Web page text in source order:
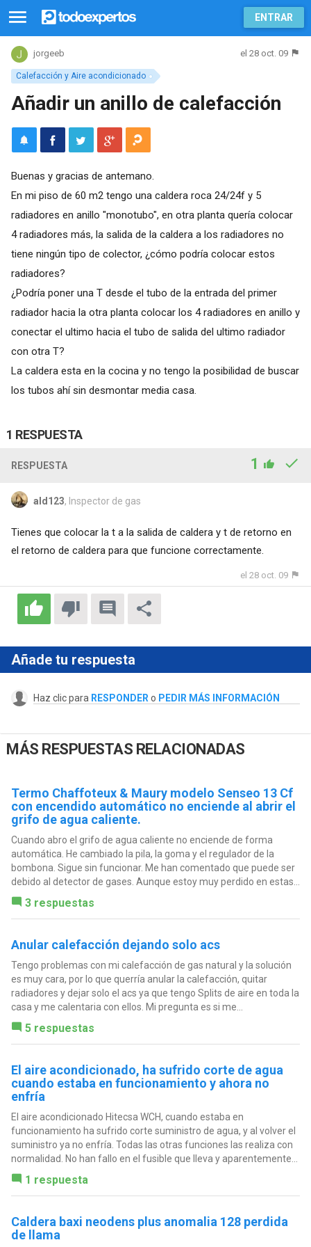
ENTRAR
Calefacción y Aire acondicionado
jorgeeb el 28 oct. 09
Añadir un anillo de calefacción
Buenas y gracias de antemano.
En mi piso de 60 m2 tengo una caldera roca 24/24f y 5
radiadores en anillo "monotubo", en otra planta quería colocar
4 radiadores más, la salida de la caldera a los radiadores no
tiene ningún tipo de colector, ¿cómo podría colocar estos
radiadores?
¿Podría poner una T desde el tubo de la entrada del primer
radiador hacia la otra planta colocar los 4 radiadores en anillo y
conectar el ultimo hacia el tubo de salida del ultimo radiador
con otra T?
La caldera esta en la cocina y no tengo la posibilidad de buscar
los tubos ahí sin desmontar media casa.
1 RESPUESTA
RESPUESTA 1
ald123, Inspector de gas
Tienes que colocar la t a la salida de caldera y t de retorno en
el retorno de caldera para que funcione correctamente.
el 28 oct. 09
Añade tu respuesta
Haz clic para RESPONDER o PEDIR MÁS INFORMACIÓN
MÁS RESPUESTAS RELACIONADAS
Termo Chaffoteux & Maury modelo Senseo 13 Cf
con encendido automático no enciende al abrir el
grifo de agua caliente.
Cuando abro el grifo de agua caliente no enciende de forma
automática. He cambiado la pila, la goma y el regulador de la
bombona. Sigue sin funcionar. Me han comentado que puede ser
debido al detector de gases. Aunque estoy muy perdido en estas...
3 respuestas
Anular calefacción dejando solo acs
Tengo problemas con mi calefacción de gas natural y la solución
es muy cara, por lo que querría anular la calefacción, quitar
radiadores y dejar solo el acs ya que tengo Splits de aire en toda la
casa y me calentaria con ellos. Mi pregunta es si me...
5 respuestas
El aire acondicionado, ha sufrido corte de agua
cuando estaba en funcionamiento y ahora no
enfría
El aire acondicionado Hitecsa WCH, cuando estaba en
funcionamiento ha sufrido corte suministro de agua, y al volver el
suministro ya no enfría. Todas las otras funciones las realiza con
normalidad. No han fallo en el fusible que lleva y aparentemente...
1 respuesta
Caldera baxi neodens plus anomalia 128 perdida
de llama